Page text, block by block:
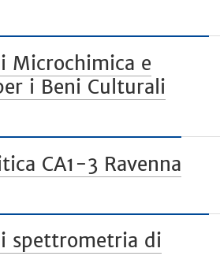
Microchimica e
i Beni Culturali
CA1-3 Ravenna
spettrometria di